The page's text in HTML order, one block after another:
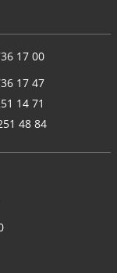
17 00
17 47
14 71
48 84